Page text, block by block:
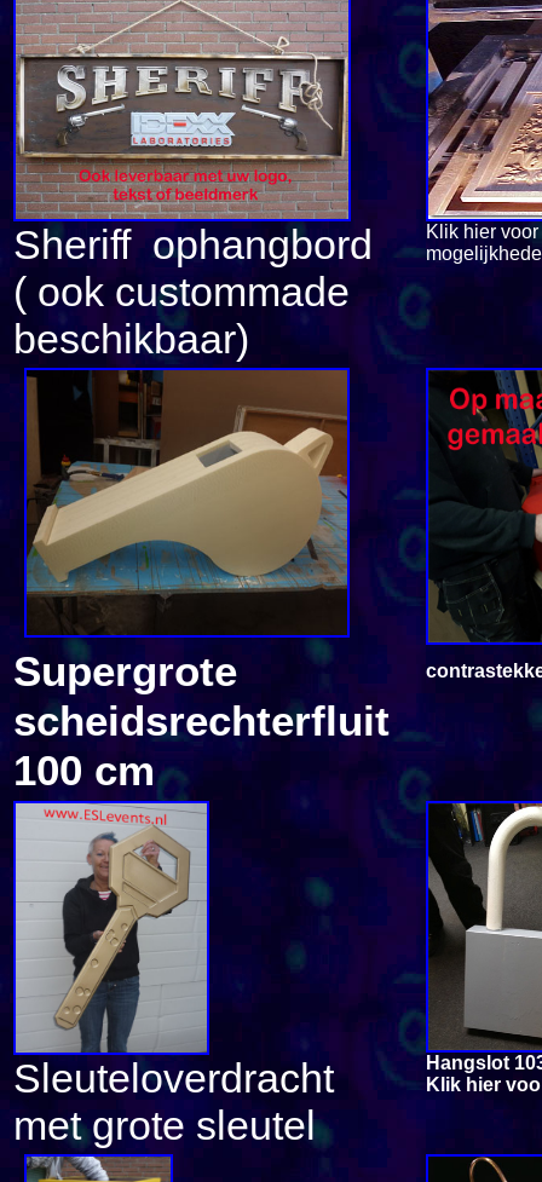
Sheriff ophangbord
( ook custommade
beschikbaar)
Klik hier
Supergrote
scheidsrechterfluit
100 cm
Sleuteloverdracht
met grote sleutel
Hangslot
Klik hier